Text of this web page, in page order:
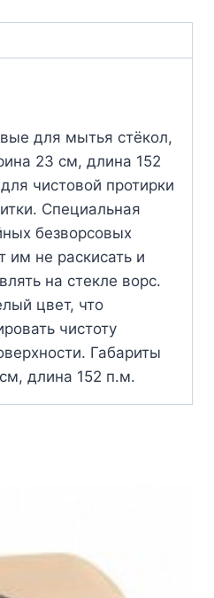
для мытья стёкол,
23 см, длина 152
чистовой протирки
Специальная
безворсовых
им не раскисать и
на стекле ворс.
цвет, что
чистоту
Габариты
длина 152 п.м.